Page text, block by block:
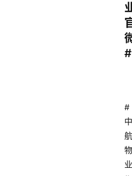
#
#
中
航
物
业